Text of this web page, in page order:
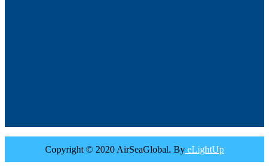
Copyright © 2020 AirSeaGlobal. By eLightUp